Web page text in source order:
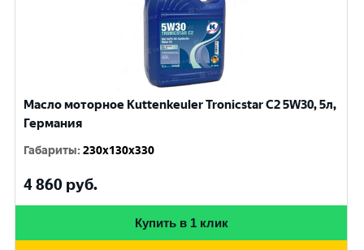
Масло моторное Kuttenkeuler Tronicstar C2 5W30, 5л,
Германия
Габариты:230x130x330
4 860 руб.
Купить в 1 клик